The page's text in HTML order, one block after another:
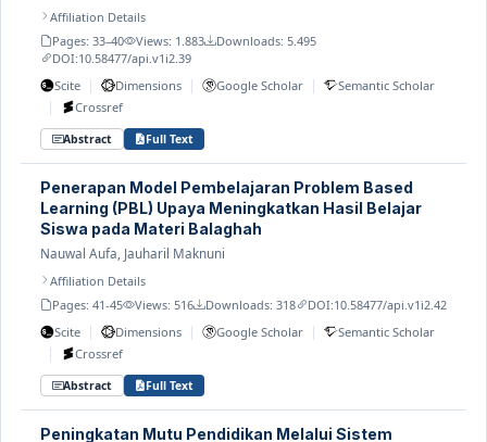
Affiliation Details
Pages: 33–40
Views: 1.883
Downloads: 5.495
DOI:10.58477/api.v1i2.39
Scite | Dimensions | Google Scholar | Semantic Scholar
| Crossref
Abstract Full Text
Penerapan Model Pembelajaran Problem Based
Learning (PBL) Upaya Meningkatkan Hasil Belajar
Siswa pada Materi Balaghah
Nauwal Aufa, Jauharil Maknuni
Affiliation Details
Pages: 41-45
Views: 516 Downloads: 318 DOI:10.58477/api.v1i2.42
Scite | Dimensions | Google Scholar | Semantic Scholar
| Crossref
Abstract Full Text
Peningkatan Mutu Pendidikan Melalui Sistem